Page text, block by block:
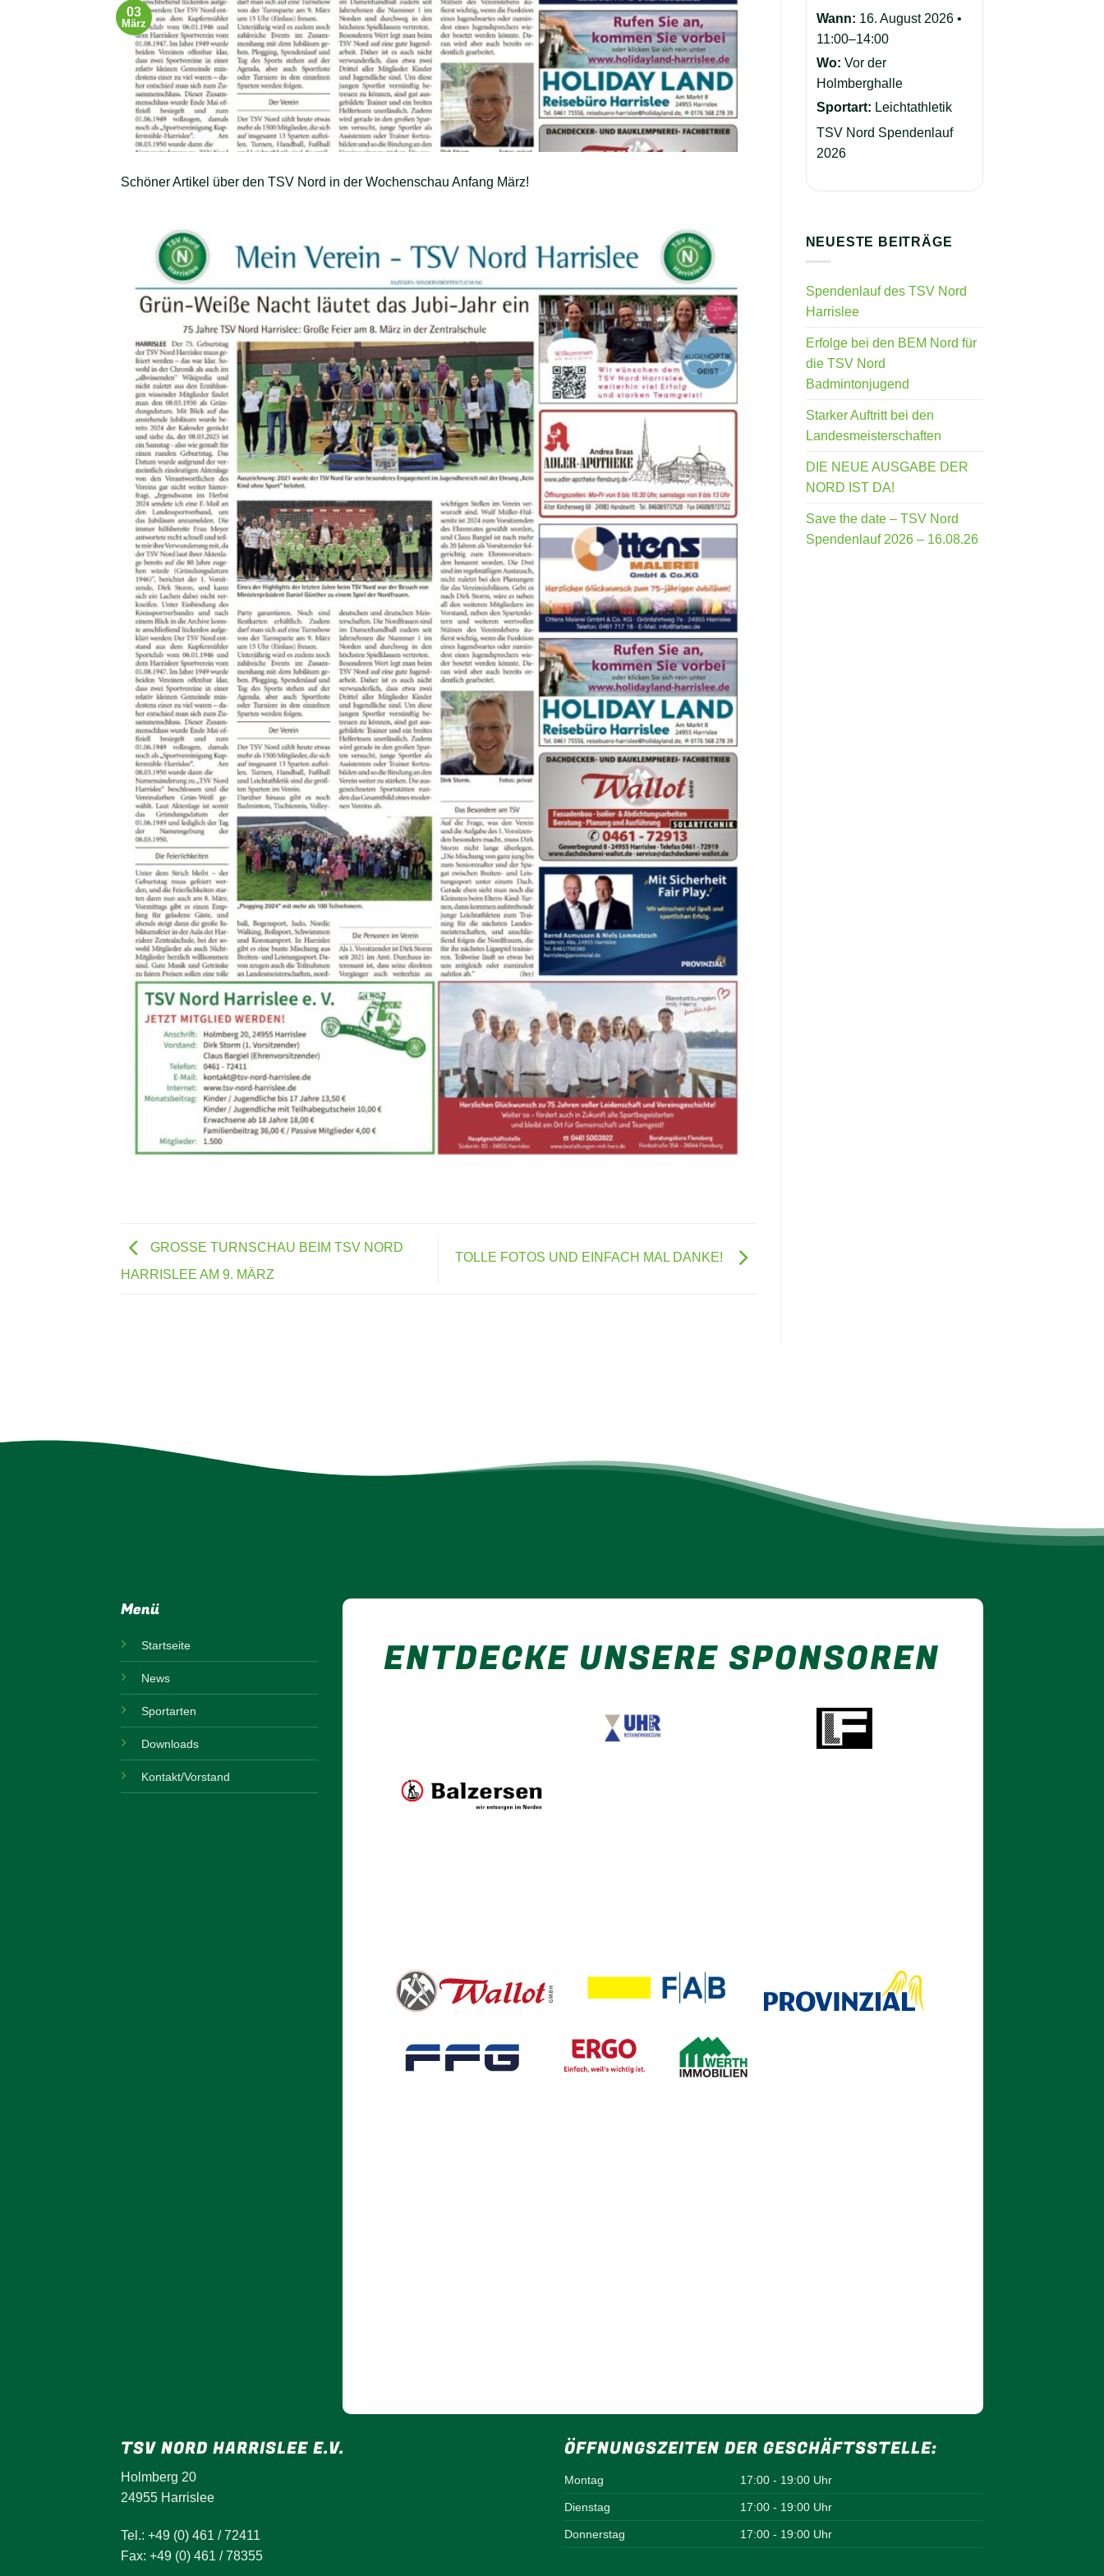
03
März
Schöner Artikel über den TSV Nord in der Wochenschau Anfang März!
GROSSE TURNSCHAU BEIM TSV NORD
HARRISLEE AM 9. MÄRZ
TOLLE FOTOS UND EINFACH MAL DANKE!
Wann: 16. August 2026 •
11:00–14:00
Wo: Vor der
Holmberghalle
Sportart: Leichtathletik
TSV Nord Spendenlauf
2026
NEUESTE BEITRÄGE
Spendenlauf des TSV Nord
Harrislee
Erfolge bei den BEM Nord für
die TSV Nord
Badmintonjugend
Starker Auftritt bei den
Landesmeisterschaften
DIE NEUE AUSGABE DER
NORD IST DA!
Save the date – TSV Nord
Spendenlauf 2026 – 16.08.26
Menü
Startseite
News
Sportarten
Downloads
Kontakt/Vorstand
ENTDECKE UNSERE SPONSOREN
TSV NORD HARRISLEE E.V.
Holmberg 20
24955 Harrislee
Tel.: +49 (0) 461 / 72411
Fax: +49 (0) 461 / 78355
ÖFFNUNGSZEITEN DER GESCHÄFTSSTELLE:
Montag 17:00 - 19:00 Uhr
Dienstag 17:00 - 19:00 Uhr
Donnerstag 17:00 - 19:00 Uhr